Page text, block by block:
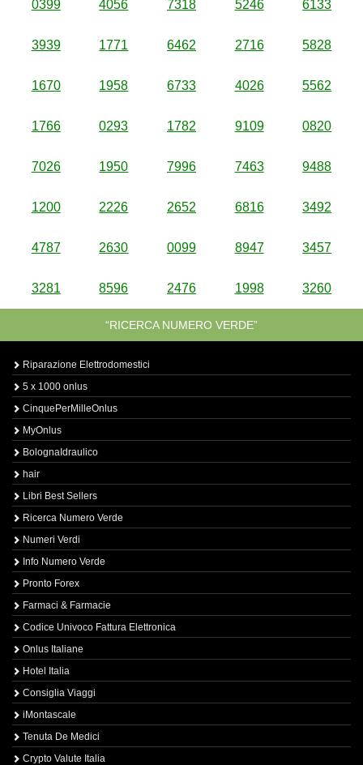
0399 4056 7318 5246 6133
3939 1771 6462 2716 5828
1670 1958 6733 4026 5562
1766 0293 1782 9109 0820
7026 1950 7996 7463 9488
1200 2226 2652 6816 3492
4787 2630 0099 8947 3457
3281 8596 2476 1998 3260
“RICERCA NUMERO VERDE”
Riparazione Elettrodomestici
5 x 1000 onlus
CinquePerMilleOnlus
MyOnlus
BolognaIdraulico
hair
Libri Best Sellers
Ricerca Numero Verde
Numeri Verdi
Info Numero Verde
Pronto Forex
Farmaci & Farmacie
Codice Univoco Fattura Elettronica
Onlus Italiane
Hotel Italia
Consiglia Viaggi
iMontascale
Tenuta De Medici
Crypto Valute Italia